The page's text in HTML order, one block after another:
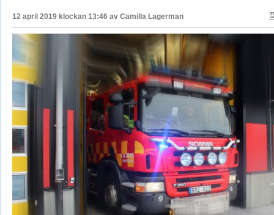
12 april 2019 klockan 13:46 av Camilla Lagerman